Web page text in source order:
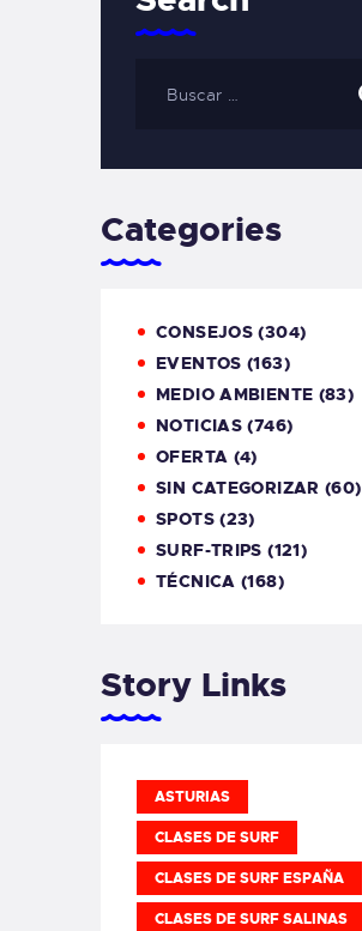
Categories
CONSEJOS (304)
EVENTOS (163)
MEDIO AMBIENTE (83)
NOTICIAS (746)
OFERTA (4)
SIN CATEGORIZAR (60)
SPOTS(23)
SURF-TRIPS (121)
TÉCNICA (168)
Story Links
ASTURIAS
CLASES DE SURF
CLASES DE SURF ESPAÑA
CLASES DE SURF SALINAS